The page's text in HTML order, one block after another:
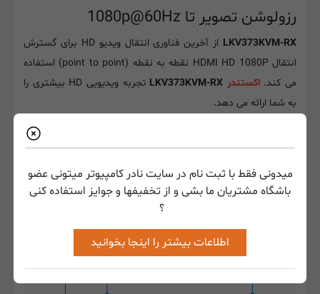
میدونی فقط با ثبت نام در سایت نادر کامپیوتر میتونی عضو
باشگاه مشتریان ما بشی و از تخفیفها و جوایز استفاده کنی
؟
اطلاعات بیشتر را اینجا بخوانید
رزولوشن تصویر تا 1080p@60Hz
LKV373KVM-RX
از آخرین فناوری انتقال ویدیو HD برای گسترش
انتقال HDMI HD 1080P نقطه به نقطه (point to point) استفاده
می کند.اکستندر
تجربه ویدیویی HD بیشتری را
به شما ارائه می دهد.